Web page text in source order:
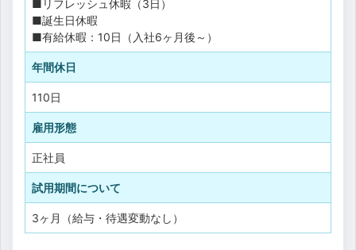
■リフレッシュ休暇（3日）
■誕生日休暇
■有給休暇：10日（入社6ヶ月後～）
年間休日
110日
雇用形態
正社員
試用期間について
3ヶ月（給与・待遇変動なし）